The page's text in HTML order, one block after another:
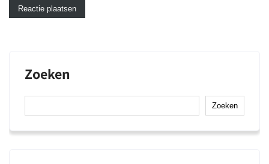
Zoeken
Zoeken